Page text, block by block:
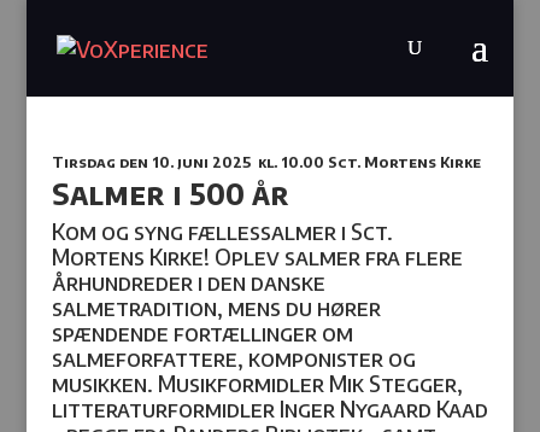
Tirsdag den 10. juni 2025kl. 10.00 Sct. Mortens Kirke
Salmer i 500 år
Kom og syng fællessalmer i Sct.
Mortens Kirke! Oplev salmer fra flere
århundreder i den danske
salmetradition, mens du hører
spændende fortællinger om
salmeforfattere, komponister og
musikken. Musikformidler Mik Stegger,
litteraturformidler Inger Nygaard Kaad